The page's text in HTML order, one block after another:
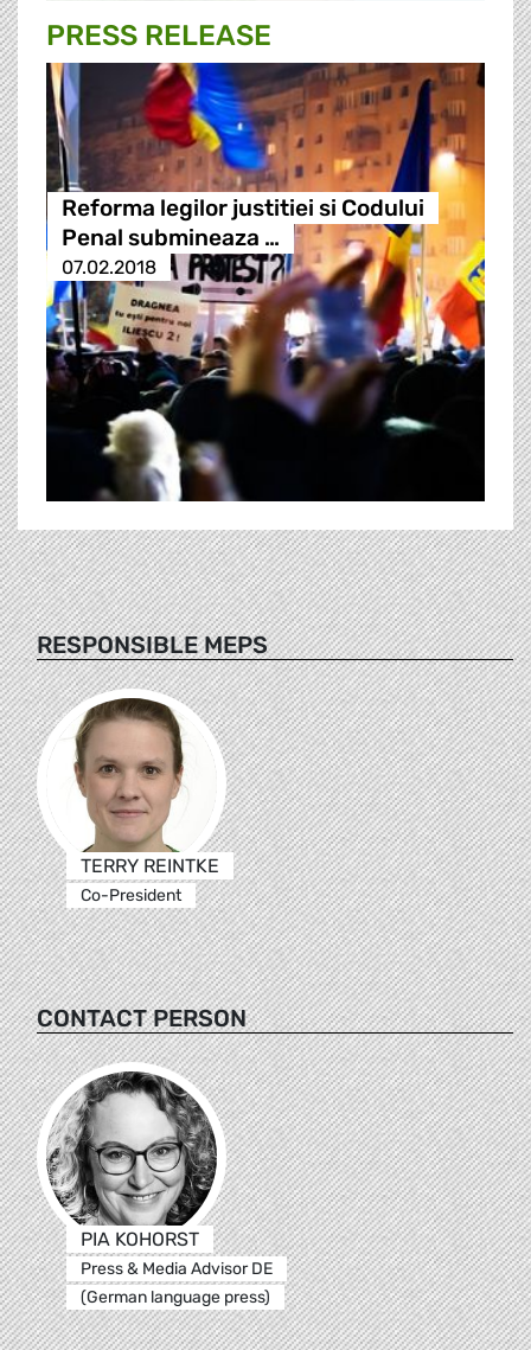
PRESS RELEASE
Reforma legilor justitiei si Codului
Penal submineaza …
07.02.2018
RESPONSIBLE MEPS
TERRY REINTKE
Co-President
CONTACT PERSON
PIA KOHORST
Press & Media Advisor DE
(German language press)